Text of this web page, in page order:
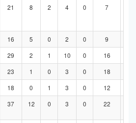
21 8 2 4 0 7
16 5 0 2 0 9
29 2 1 10 0 16
23 1 0 3 0 18
18 0 1 3 0 12
37 12 0 3 0 22